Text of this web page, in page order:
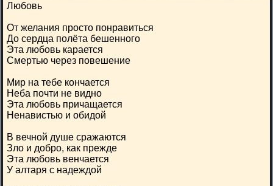
Любовь
От желания просто понравиться
До сердца полёта бешенного
Эта любовь карается
Смертью через повешение
Мир на тебе кончается
Неба почти не видно
Эта любовь причащается
Ненавистью и обидой
В вечной душе сражаются
Зло и добро, как прежде
Эта любовь венчается
У алтаря с надеждой